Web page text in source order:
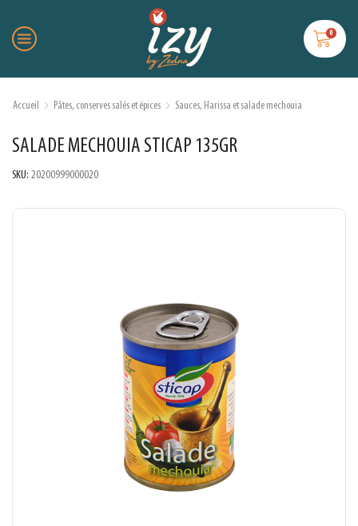
0
Accueil Pâtes, conserves salés et épices Sauces, Harissa et salade mechouia
SALADE MECHOUIA STICAP 135GR
SKU: 20200999000020